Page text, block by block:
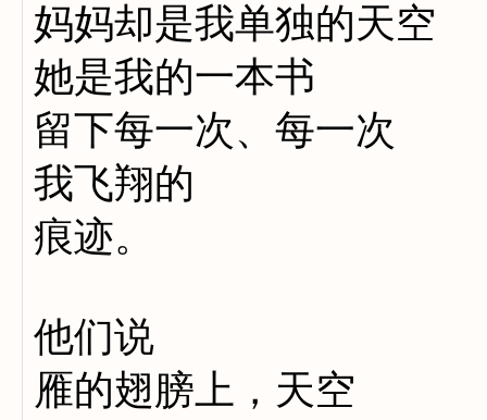
妈妈却是我单独的天空
她是我的一本书
留下每一次、每一次
我飞翔的
痕迹。
他们说
雁的翅膀上，天空